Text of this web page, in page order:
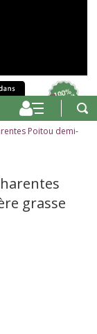
Poitou demi-
grasse